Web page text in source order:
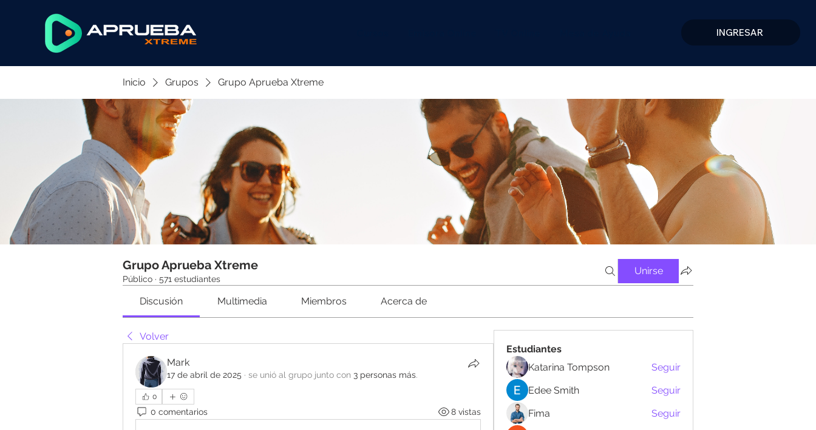
INGRESAR
Inicio Grupos Grupo Aprueba Xtreme
Grupo Aprueba Xtreme
Público · 571 estudiantes
Unirse
Discusión Multimedia Miembros Acerca de
Volver
Mark
17 de abril de 2025 · se unió al grupo junto con 3 personas más.
0
0 comentarios 8 vistas
Estudiantes
Katarina Tompson
Seguir
Edee Smith
Seguir
Fima
Seguir